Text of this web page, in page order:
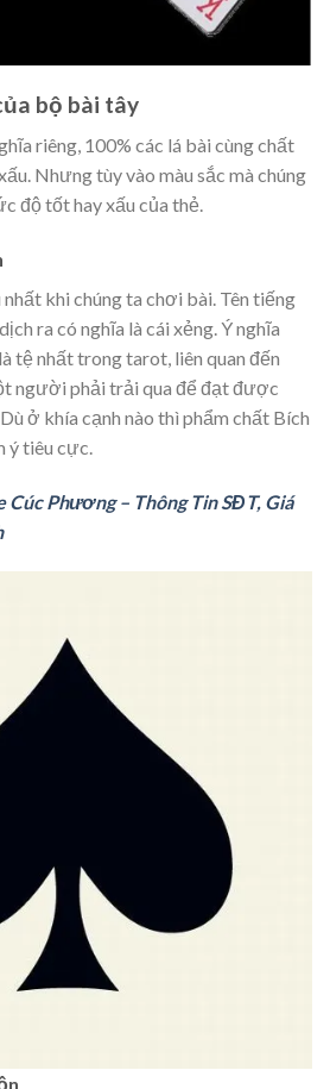
bộ bài tây
riêng, 100% các lá bài cùng chất
Nhưng tùy vào màu sắc mà chúng
độ tốt hay xấu của thẻ.
khi chúng ta chơi bài. Tên tiếng
ra có nghĩa là cái xẻng. Ý nghĩa
tệ nhất trong tarot, liên quan đến
người phải trải qua để đạt được
ở khía cạnh nào thì phẩm chất Bích
ý tiêu cực.
Cúc Phương – Thông Tin SĐT, Giá